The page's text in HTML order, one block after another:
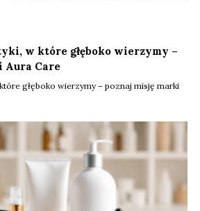
w które głęboko wierzymy –
Aura Care
głęboko wierzymy – poznaj misję marki